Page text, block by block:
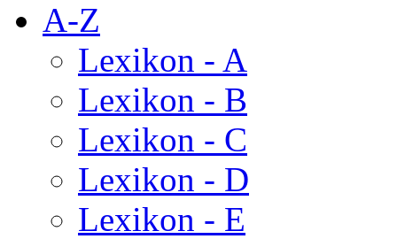
A-Z
Lexikon - A
Lexikon - B
Lexikon - C
Lexikon - D
Lexikon - E